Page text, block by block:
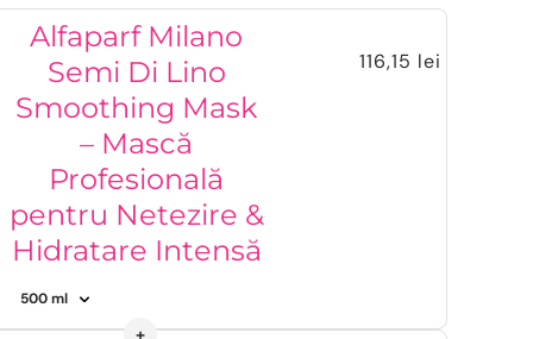
Alfaparf Milano
Semi Di Lino
Smoothing Mask
– Mască
Profesională
pentru Netezire &
Hidratare Intensă
116,15 lei